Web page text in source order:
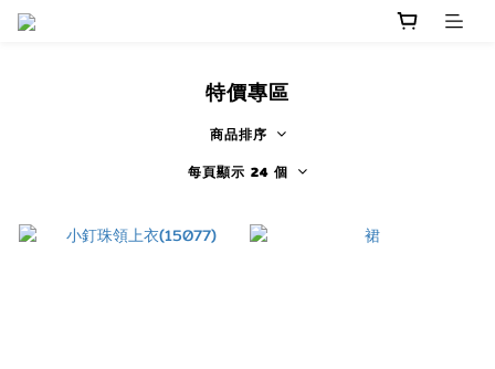
特價專區
商品排序
每頁顯示 24 個